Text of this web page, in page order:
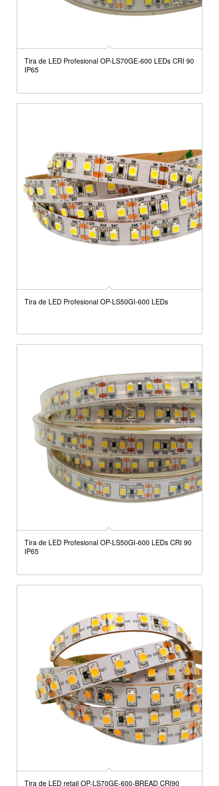
Tira de LED Profesional OP-LS70GE-600 LEDs CRI 90
IP65
Tira de LED Profesional OP-LS50GI-600 LEDs
Tira de LED Profesional OP-LS50GI-600 LEDs CRI 90
IP65
Tira de LED retail OP-LS70GE-600-BREAD CRI90